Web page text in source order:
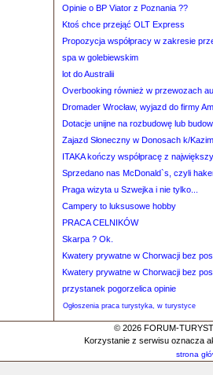
Opinie o BP Viator z Poznania ??
Ktoś chce przejąć OLT Express
Propozycja współpracy w zakresie
spa w golebiewskim
lot do Australii
Overbooking również w przewozach
Dromader Wrocław, wyjazd do firmy
Dotacje unijne na rozbudowę lub
Zajazd Słoneczny w Donosach k/
ITAKA kończy współpracę z
Sprzedano nas McDonald`s, czyli
Praga wizyta u Szwejka i nie tylko...
Campery to luksusowe hobby
PRACA CELNIKÓW
Skarpa ? Ok.
Kwatery prywatne w Chorwacji bez
Kwatery prywatne w Chorwacji bez
przystanek pogorzelica opinie
Ogłoszenia praca turystyka, w turystyce
© 2026 FORUM-
Korzystanie z serwisu oznacza
strona